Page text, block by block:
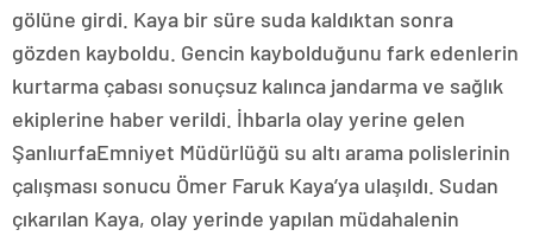
gölüne girdi. Kaya bir süre suda kaldıktan sonra
gözden kayboldu. Gencin kaybolduğunu fark edenlerin
kurtarma çabası sonuçsuz kalınca jandarma ve sağlık
ekiplerine haber verildi. İhbarla olay yerine gelen
ŞanlıurfaEmniyet Müdürlüğü su altı arama polislerinin
çalışması sonucu Ömer Faruk Kaya’ya ulaşıldı. Sudan
çıkarılan Kaya, olay yerinde yapılan müdahalenin